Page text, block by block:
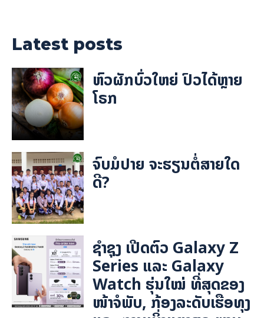
Latest posts
ຫົວຜັກບົ່ວໃຫຍ່ ປົວໄດ້ຫຼາຍ
ໂຣກ
ຈົບມໍປາຍ ຈະຮຽນຕໍ່ສາຍໃດ
ດີ?
ຊຳຊຸງ ເປີດຕົວ Galaxy Z
Series ແລະ Galaxy
Watch ຮຸ່ນໃໝ່ ທີ່ສຸດຂອງ
ໜ້າຈໍພັບ, ກ້ອງລະດັບເຮືອທຸງ